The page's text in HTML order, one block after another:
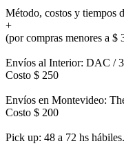
Método, costos y tiempos
+
(por compras menores a $
Envíos al Interior: DAC /
Costo $ 250
Envíos en Montevideo:
Costo $ 200
Pick up: 48 a 72 hs hábiles.